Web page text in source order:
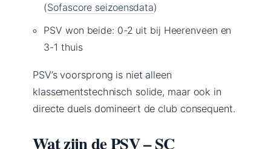
(Sofascore seizoensdata)
PSV won beide: 0-2 uit bij Heerenveen en
3-1 thuis
PSV’s voorsprong is niet alleen
klassementstechnisch solide, maar ook in
directe duels domineert de club consequent.
Wat zijn de PSV – SC